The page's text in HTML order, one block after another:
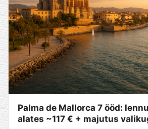
Palma de Mallorca 7 ööd:
alates ~117 € + majutus